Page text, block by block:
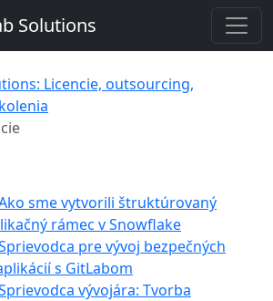
Solutions
Licencie, outsourcing,
sme vytvorili štruktúrovaný
rámec v Snowflake
pre vývoj bezpečných
s GitLabom
vývojára: Tvorba